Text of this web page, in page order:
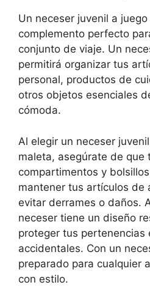
Un neceser juvenil a
complemento perfecto
conjunto de viaje. Un
permitirá organizar tus
personal, productos de
otros objetos esenciales
cómoda.
Al elegir un neceser
maleta, asegúrate de que
compartimentos y
mantener tus artículos de
evitar derrames o daños.
neceser tiene un diseño
proteger tus pertenencias
accidentales. Con un
preparado para cualquier
con estilo.